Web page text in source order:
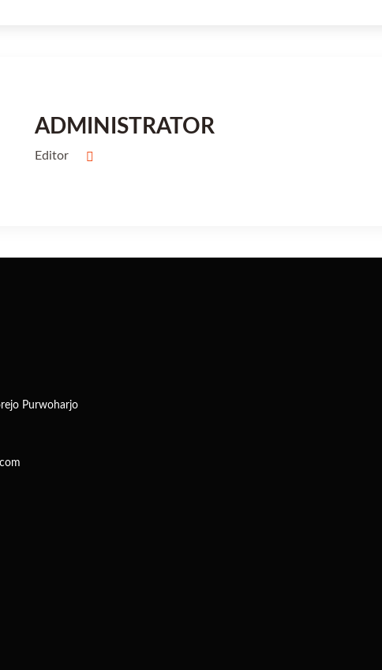
ADMINISTRATOR
Editor
Purwoharjo